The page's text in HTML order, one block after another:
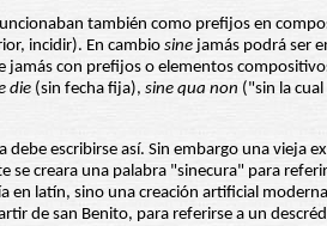
también como prefijos en
incidir). En cambiosine jamás podrá ser
jamás con prefijos o elementos
die (sin fecha fija), sine qua non ("sin la
escribirse así. Sin embargo una vieja
creara una palabra "sinecura" para
latín, sino una creación artificial
de san Benito, para referirse a un